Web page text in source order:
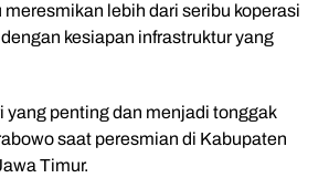
lebih dari seribu koperasi
kesiapan infrastruktur yang
yang penting dan menjadi tonggak
saat peresmian di Kabupaten
Timur.